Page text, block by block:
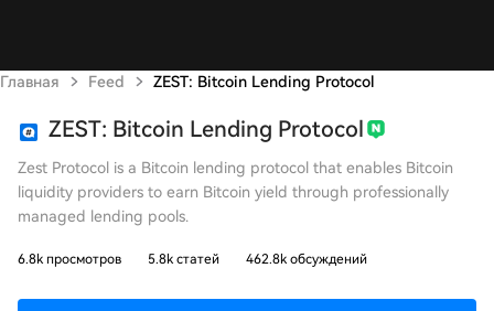
Главная Feed ZEST: Bitcoin Lending Protocol
ZEST: Bitcoin Lending Protocol
Zest Protocol is a Bitcoin lending protocol that enables Bitcoin
liquidity providers to earn Bitcoin yield through professionally
managed lending pools.
6.8k просмотров 5.8k статей 462.8k обсуждений